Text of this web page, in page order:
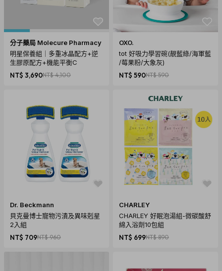
分子藥局 Molecure Pharmacy
明星保養組｜多重冰晶配方+逆
生膠原配方+機能平衡C
NT$ 3,690NT$ 4,100
OXO.
tot 好吸力學習碗(靚藍綠/海軍藍
/莓果粉/大象灰)
NT$ 590NT$ 590
Dr. Beckmann
貝克曼博士寵物污漬及異味剋星
2入組
NT$ 709NT$ 960
CHARLEY
CHARLEY 好眠泡湯組-微碳酸舒
綿入浴劑10包組
NT$ 699NT$ 890